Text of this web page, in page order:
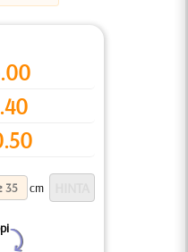
cm